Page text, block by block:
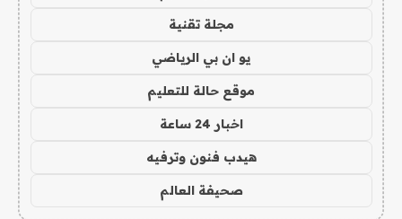
مجلة تقنية
يو ان بي الرياضي
موقع حالة للتعليم
اخبار 24 ساعة
هيدب فنون وترفيه
صحيفة العالم